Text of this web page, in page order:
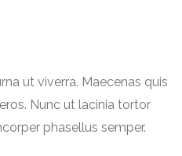
ut viverra. Maecenas quis
Nunc ut lacinia tortor
phasellus semper.